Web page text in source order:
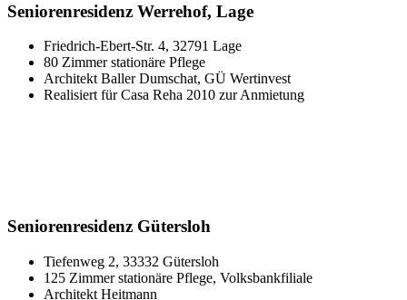
Seniorenresidenz Werrehof, Lage
Friedrich-Ebert-Str. 4, 32791 Lage
80 Zimmer stationäre Pflege
Architekt Baller Dumschat, GÜ Wertinvest
Realisiert für Casa Reha 2010 zur Anmietung
Seniorenresidenz Gütersloh
Tiefenweg 2, 33332 Gütersloh
125 Zimmer stationäre Pflege, Volksbankfiliale
Architekt Heitmann